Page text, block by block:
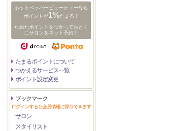
ホットペッパービューティーなら
ポイントが1%たまる！
ためたポイントをつかっておとく
にサロンをネット予約！
たまるポイントについて
つかえるサービス一覧
ポイント設定変更
ブックマーク
ログインすると会員情報に保存できます
サロン
スタイリスト